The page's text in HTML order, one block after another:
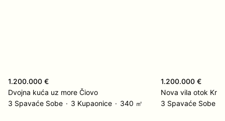
1.200.000 €
Dvojna kuća uz more Čiovo
3 Spavaće Sobe
3 Kupaonice 340 ㎡
1.200.000 €
Nova vila otok Krk
3 Spavaće Sobe